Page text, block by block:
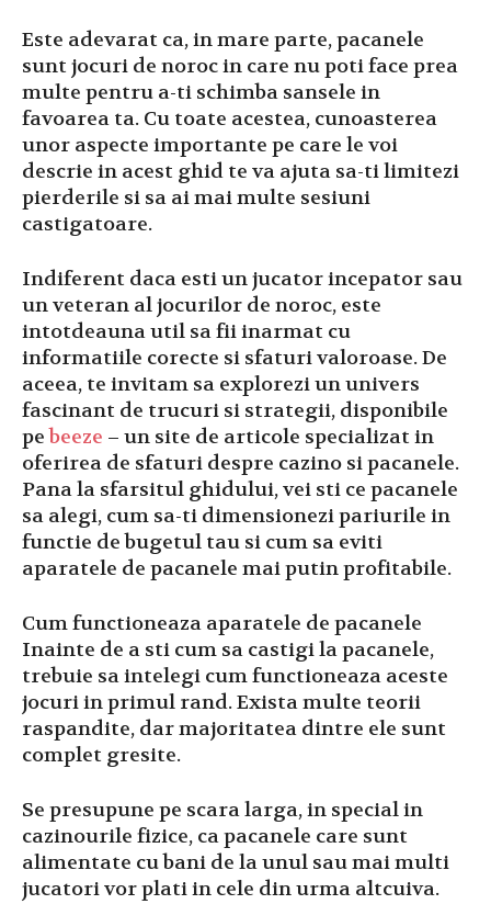
Este adevarat ca, in mare parte, pacanele
sunt jocuri de noroc in care nu poti face prea
multe pentru a-ti schimba sansele in
favoarea ta. Cu toate acestea, cunoasterea
unor aspecte importante pe care le voi
descrie in acest ghid te va ajuta sa-ti limitezi
pierderile si sa ai mai multe sesiuni
castigatoare.
Indiferent daca esti un jucator incepator sau
un veteran al jocurilor de noroc, este
intotdeauna util sa fii inarmat cu
informatiile corecte si sfaturi valoroase. De
aceea, te invitam sa explorezi un univers
fascinant de trucuri si strategii, disponibile
pebeeze – un site de articole specializat in
oferirea de sfaturi despre cazino si pacanele.
Pana la sfarsitul ghidului, vei sti ce pacanele
sa alegi, cum sa-ti dimensionezi pariurile in
functie de bugetul tau si cum sa eviti
aparatele de pacanele mai putin profitabile.
Cum functioneaza aparatele de pacanele
Inainte de a sti cum sa castigi la pacanele,
trebuie sa intelegi cum functioneaza aceste
jocuri in primul rand. Exista multe teorii
raspandite, dar majoritatea dintre ele sunt
complet gresite.
Se presupune pe scara larga, in special in
cazinourile fizice, ca pacanele care sunt
alimentate cu bani de la unul sau mai multi
jucatori vor plati in cele din urma altcuiva.